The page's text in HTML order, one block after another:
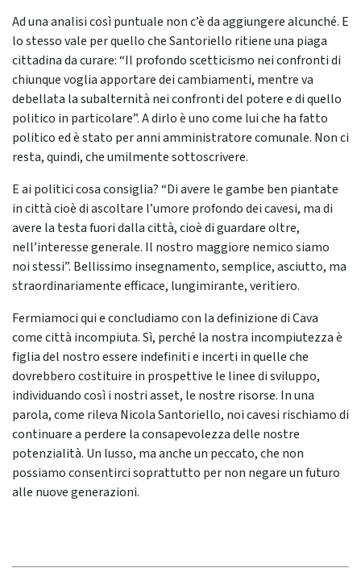
Ad una analisi così puntuale non c’è da aggiungere alcunché. E
lo stesso vale per quello che Santoriello ritiene una piaga
cittadina da curare: “Il profondo scetticismo nei confronti di
chiunque voglia apportare dei cambiamenti, mentre va
debellata la subalternità nei confronti del potere e di quello
politico in particolare”. A dirlo è uno come lui che ha fatto
politico ed è stato per anni amministratore comunale. Non ci
resta, quindi, che umilmente sottoscrivere.
E ai politici cosa consiglia? “Di avere le gambe ben piantate
in città cioè di ascoltare l’umore profondo dei cavesi, ma di
avere la testa fuori dalla città, cioè di guardare oltre,
nell’interesse generale. Il nostro maggiore nemico siamo
noi stessi”. Bellissimo insegnamento, semplice, asciutto, ma
straordinariamente efficace, lungimirante, veritiero.
Fermiamoci qui e concludiamo con la definizione di Cava
come città incompiuta. Sì, perché la nostra incompiutezza è
figlia del nostro essere indefiniti e incerti in quelle che
dovrebbero costituire in prospettive le linee di sviluppo,
individuando così i nostri asset, le nostre risorse. In una
parola, come rileva Nicola Santoriello, noi cavesi rischiamo di
continuare a perdere la consapevolezza delle nostre
potenzialità. Un lusso, ma anche un peccato, che non
possiamo consentirci soprattutto per non negare un futuro
alle nuove generazioni.